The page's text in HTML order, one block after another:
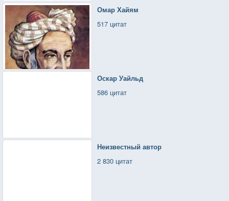
Омар Хайям
517 цитат
Оскар Уайльд
586 цитат
Неизвестный автор
2 830 цитат